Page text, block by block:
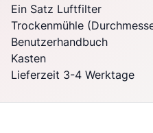
Ein Satz Luftfilter
Trockenmühle
Benutzerhandbuch
Kasten
Lieferzeit 3-4 Werktage